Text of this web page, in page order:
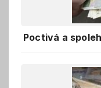
Poctivá a